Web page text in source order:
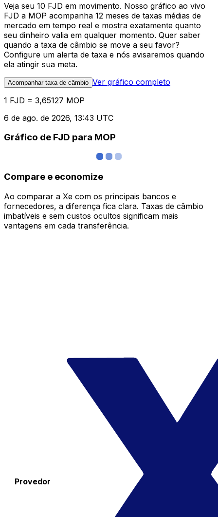
Veja seu 10 FJD em movimento. Nosso gráfico ao vivo
FJD a MOP acompanha 12 meses de taxas médias de
mercado em tempo real e mostra exatamente quanto
seu dinheiro valia em qualquer momento. Quer saber
quando a taxa de câmbio se move a seu favor?
Configure um alerta de taxa e nós avisaremos quando
ela atingir sua meta.
Acompanhar taxa de câmbio Ver gráfico completo
1 FJD = 3,65127 MOP
6 de ago. de 2026, 13:43 UTC
Gráfico de FJD para MOP
Compare e economize
Ao comparar a Xe com os principais bancos e
fornecedores, a diferença fica clara. Taxas de câmbio
imbatíveis e sem custos ocultos significam mais
vantagens em cada transferência.
Provedor